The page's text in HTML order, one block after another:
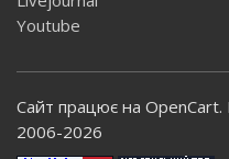
Youtube
Сайт працює на OpenCart.
2006-2026